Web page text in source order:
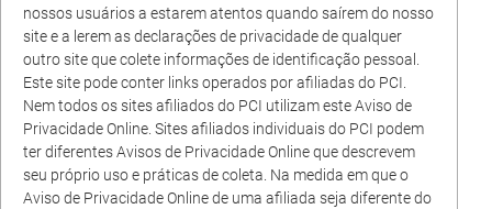
nossos usuários a estarem atentos quando saírem do nosso
site e a lerem as declarações de privacidade de qualquer
outro site que colete informações de identificação pessoal.
Este site pode conter links operados por afiliadas do PCI.
Nem todos os sites afiliados do PCI utilizam este Aviso de
Privacidade Online. Sites afiliados individuais do PCI podem
ter diferentes Avisos de Privacidade Online que descrevem
seu próprio uso e práticas de coleta. Na medida em que o
Aviso de Privacidade Online de uma afiliada seja diferente do